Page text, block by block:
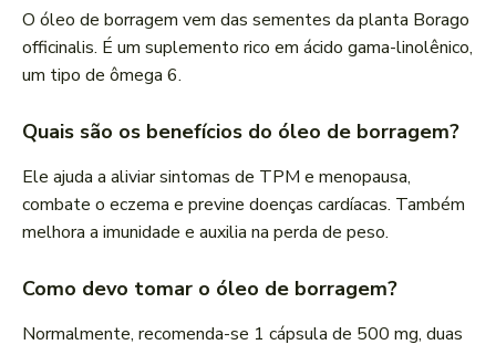
O óleo de borragem vem das sementes da planta Borago
officinalis. É um suplemento rico em ácido gama-linolênico,
um tipo de ômega 6.
Quais são os benefícios do óleo de borragem?
Ele ajuda a aliviar sintomas de TPM e menopausa,
combate o eczema e previne doenças cardíacas. Também
melhora a imunidade e auxilia na perda de peso.
Como devo tomar o óleo de borragem?
Normalmente, recomenda-se 1 cápsula de 500 mg, duas